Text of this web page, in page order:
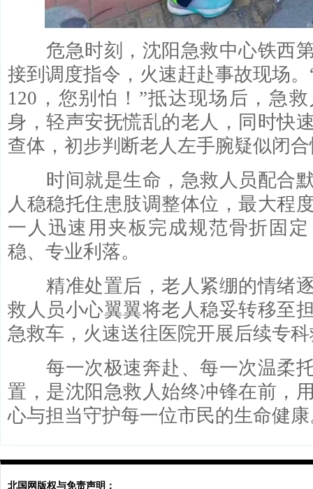
危急时刻，沈阳急救中心铁西第
接到调度指令，火速赶赴事故现场
120，您别怕！”抵达现场后，急
身，轻声安抚慌乱的老人，同时快
查体，初步判断老人左手腕疑似闭
时间就是生命，急救人员配合默
人稳稳托住患肢调整体位，最大程
一人迅速用夹板完成规范骨折固
稳、专业利落。
精准处置后，老人紧绷的情绪逐
救人员小心翼翼将老人稳妥转移至
急救车，火速送往医院开展后续专
每一次极速奔赴、每一次温柔托
置，是沈阳急救人始终冲锋在前，
心与担当守护每一位市民的生命健
北国网版权与免责声明：